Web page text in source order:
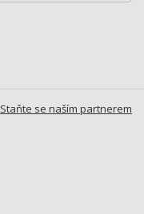
Staňte se naším partnerem